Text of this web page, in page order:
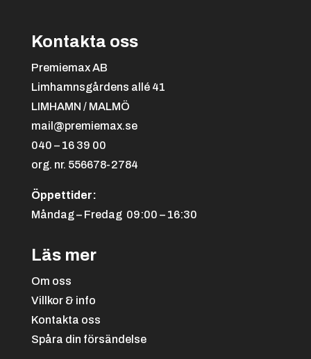
Kontakta oss
Premiemax AB
Limhamnsgårdens allé 41
LIMHAMN / MALMÖ
mail@premiemax.se
040 – 16 39 00
org. nr. 556678-2784
Öppettider:
Måndag – Fredag 09:00 – 16:30
Läs mer
Om oss
Villkor & info
Kontakta oss
Spåra din försändelse